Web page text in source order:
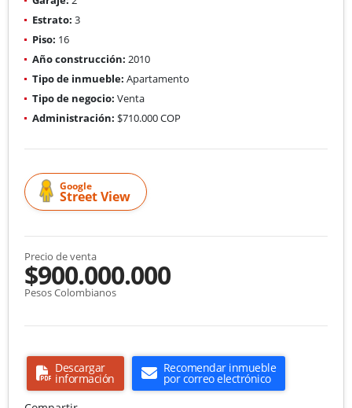
Estrato: 3
Piso: 16
Año construcción: 2010
Tipo de inmueble: Apartamento
Tipo de negocio: Venta
Administración: $710.000 COP
Google
Street View
Precio de venta
$900.000.000
Pesos Colombianos
Descargar
información
Recomendar inmueble
por correo electrónico